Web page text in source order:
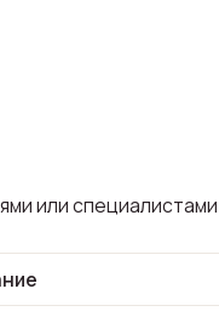
или